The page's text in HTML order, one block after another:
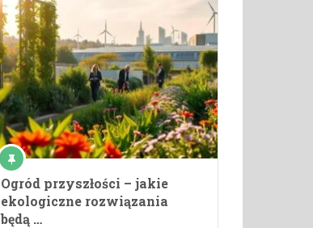
Ogród przyszłości – jakie
ekologiczne rozwiązania
będą …